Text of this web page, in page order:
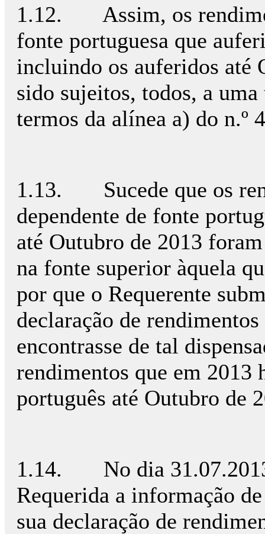
1.12. Assim, os
fonte portuguesa que
incluindo os auferidos até
sido sujeitos, todos, a
termos da alínea a) do n.º
1.13. Sucede que os
dependente de fonte
até Outubro de 2013
na fonte superior àquela
por que o Requerente
declaração de
encontrasse de tal
rendimentos que em
português até Outubro de
1.14. No dia 31.07.2013
Requerida a informação
sua declaração de